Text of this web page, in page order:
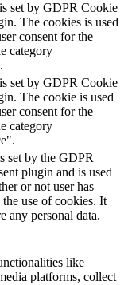
set by GDPR Cookie
The cookies is used
consent for the
category
set by GDPR Cookie
The cookie is used
consent for the
category
set by the GDPR
plugin and is used
or not user has
the use of cookies. It
any personal data.
like
platforms, collect